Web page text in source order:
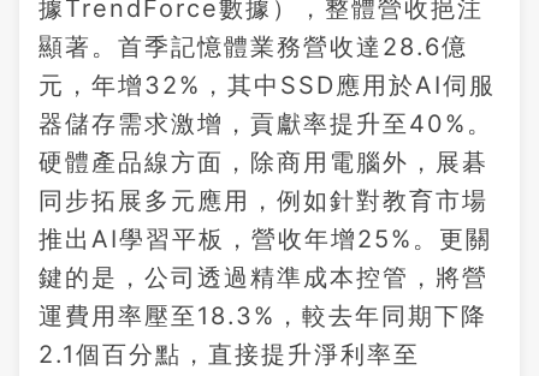
據TrendForce數據），整體營收挹注
顯著。首季記憶體業務營收達28.6億
元，年增32%，其中SSD應用於AI伺服
器儲存需求激增，貢獻率提升至40%。
硬體產品線方面，除商用電腦外，展碁
同步拓展多元應用，例如針對教育市場
推出AI學習平板，營收年增25%。更關
鍵的是，公司透過精準成本控管，將營
運費用率壓至18.3%，較去年同期下降
2.1個百分點，直接提升淨利率至